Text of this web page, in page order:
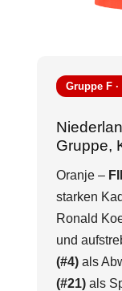
Gruppe F ·
Gruppe,
Oranje –
starken
Ronald
und
(#4) als
(#21) als